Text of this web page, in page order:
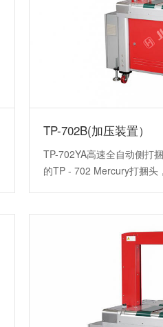
TP-702B(加压装置）
TP-702YA高速全自动侧打
的TP - 702 Mercury打捆头